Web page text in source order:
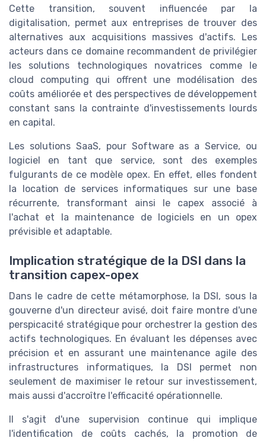
Cette transition, souvent influencée par la
digitalisation, permet aux entreprises de trouver des
alternatives aux acquisitions massives d'actifs. Les
acteurs dans ce domaine recommandent de privilégier
les solutions technologiques novatrices comme le
cloud computing qui offrent une modélisation des
coûts améliorée et des perspectives de développement
constant sans la contrainte d'investissements lourds
en capital.
Les solutions SaaS, pour Software as a Service, ou
logiciel en tant que service, sont des exemples
fulgurants de ce modèle opex. En effet, elles fondent
la location de services informatiques sur une base
récurrente, transformant ainsi le capex associé à
l'achat et la maintenance de logiciels en un opex
prévisible et adaptable.
Implication stratégique de la DSI dans la
transition capex-opex
Dans le cadre de cette métamorphose, la DSI, sous la
gouverne d'un directeur avisé, doit faire montre d'une
perspicacité stratégique pour orchestrer la gestion des
actifs technologiques. En évaluant les dépenses avec
précision et en assurant une maintenance agile des
infrastructures informatiques, la DSI permet non
seulement de maximiser le retour sur investissement,
mais aussi d'accroître l'efficacité opérationnelle.
Il s'agit d'une supervision continue qui implique
l'identification de coûts cachés, la promotion de